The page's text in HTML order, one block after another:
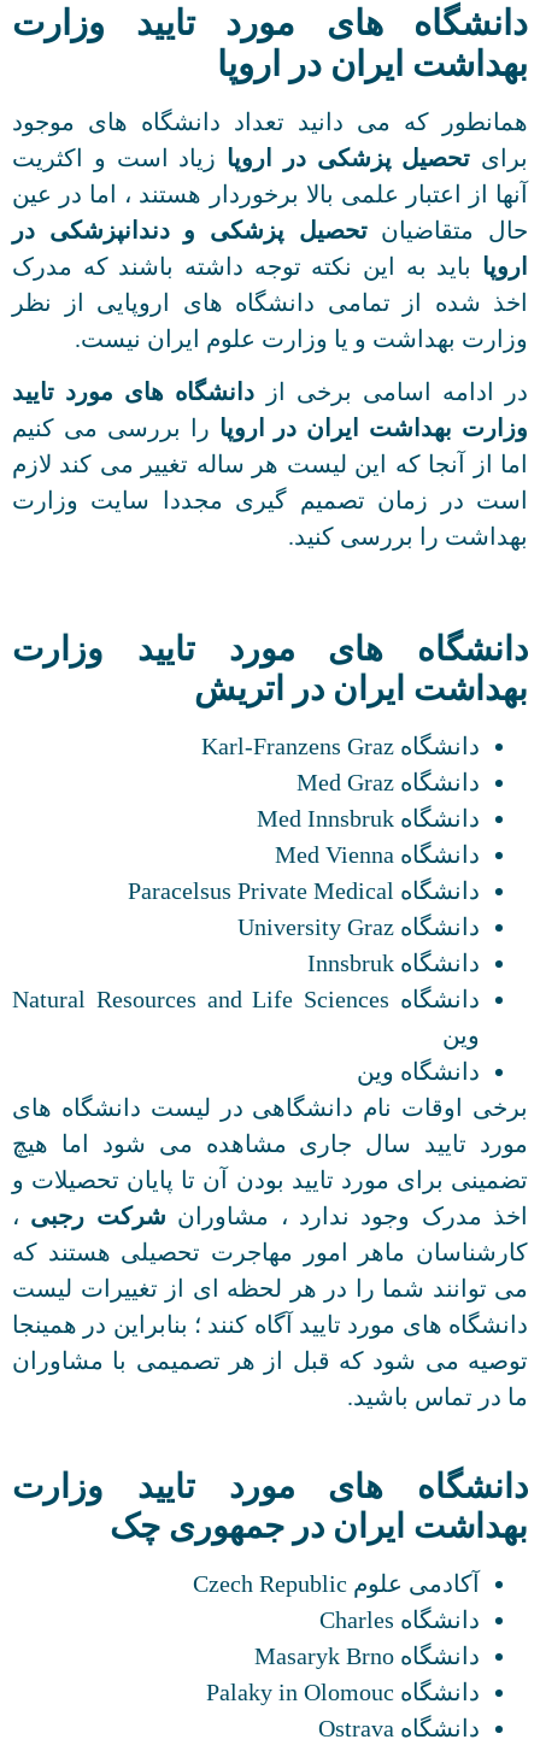
دانشگاه های مورد تایید وزارت
بهداشت ایران در اروپا
همانطور که می دانید تعداد دانشگاه های موجود
برای تحصیل پزشکی در اروپا زیاد است و اکثریت
آنها از اعتبار علمی بالا برخوردار هستند ، اما در عین
حال متقاضیانتحصیل پزشکی و دندانپزشکی در
اروپا باید به این نکته توجه داشته باشند که مدرک
اخذ شده از تمامی دانشگاه های اروپایی از نظر
وزارت بهداشت و یا وزارت علوم ایران نیست.
در ادامه اسامی برخی از دانشگاه های مورد تایید
وزارت بهداشت ایران در اروپا را بررسی می کنیم
اما از آنجا که این لیست هر ساله تغییر می کند لازم
است در زمان تصمیم گیری مجددا سایت وزارت
بهداشت را بررسی کنید.
دانشگاه های مورد تایید وزارت
بهداشت ایران در اتریش
دانشگاه Karl-Franzens Graz
دانشگاه Med Graz
دانشگاه Med Innsbruk
دانشگاه Med Vienna
دانشگاه Paracelsus Private Medical
دانشگاه University Graz
دانشگاه Innsbruk
دانشگاه Natural Resources and Life Sciences
وین
دانشگاه وین
برخی اوقات نام دانشگاهی در لیست دانشگاه های
مورد تایید سال جاری مشاهده می شود اما هیچ
تضمینی برای مورد تایید بودن آن تا پایان تحصیلات و
اخذ مدرک وجود ندارد ، مشاوران شرکت رجبی ،
کارشناسان ماهر امور مهاجرت تحصیلی هستند که
می توانند شما را در هر لحظه ای از تغییرات لیست
دانشگاه های مورد تایید آگاه کنند ؛ بنابراین در همینجا
توصیه می شود که قبل از هر تصمیمی با مشاوران
ما در تماس باشید.
دانشگاه های مورد تایید وزارت
بهداشت ایران در جمهوری چک
آکادمی علوم Czech Republic
دانشگاه Charles
دانشگاه Masaryk Brno
دانشگاه Palaky in Olomouc
دانشگاه Ostrava